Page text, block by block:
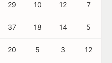
29 10 12 7
37 18 14 5
20 5 3 12